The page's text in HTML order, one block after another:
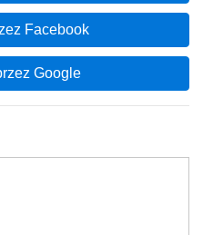
Facebook
Google